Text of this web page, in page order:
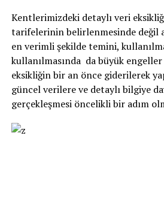
Kentlerimizdeki detaylı veri
tarifelerinin belirlenmesinde değil
en verimli şekilde temini,
kullanılmasında da büyük engeller
eksikliğin bir an önce giderilerek
güncel verilere ve detaylı bilgiye
gerçekleşmesi öncelikli bir adım